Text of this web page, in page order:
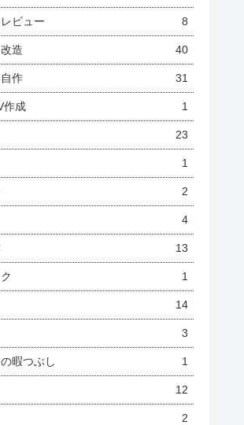
ビュー 8
造 40
作 31
作成 1
23
1
2
4
13
1
14
3
暇つぶし 1
12
2